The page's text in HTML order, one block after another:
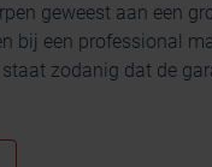
geweest aan een
bij een professional
zodanig dat de